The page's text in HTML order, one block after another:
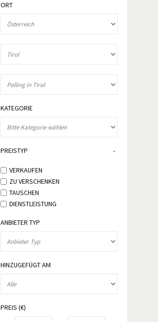
ORT
KATEGORIE
PREISTYP
VERKAUFEN
ZU VERSCHENKEN
TAUSCHEN
DIENSTLEISTUNG
ANBIETER TYP
HINZUGEFÜGT AM
PREIS (€)